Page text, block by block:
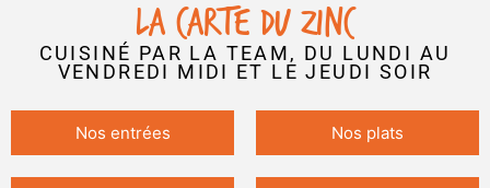
LA CARTE DU ZINC
CUISINÉ PAR LA TEAM, DU LUNDI AU
VENDREDI MIDI ET LE JEUDI SOIR
Nos entrées Nos plats